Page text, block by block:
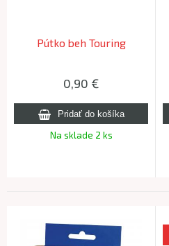
Pútko beh Touring
0,90 €
Na sklade 2 ks